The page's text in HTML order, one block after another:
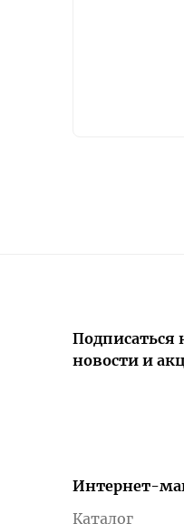
Подписаться
новости и
Интернет-
Каталог